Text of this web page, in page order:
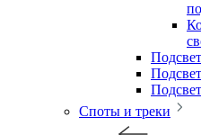
Споты и треки